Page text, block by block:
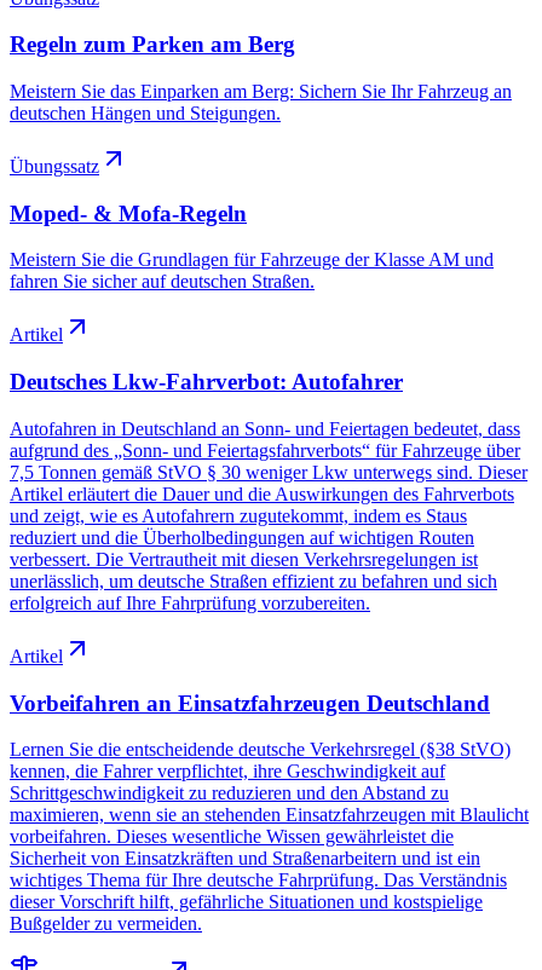
Regeln zum Parken am Berg
Meistern Sie das Einparken am Berg: Sichern Sie Ihr Fahrzeug an
deutschen Hängen und Steigungen.
Übungssatz
Moped- & Mofa-Regeln
Meistern Sie die Grundlagen für Fahrzeuge der Klasse AM und
fahren Sie sicher auf deutschen Straßen.
Artikel
Deutsches Lkw-Fahrverbot: Autofahrer
Autofahren in Deutschland an Sonn- und Feiertagen bedeutet, dass
aufgrund des „Sonn- und Feiertagsfahrverbots“ für Fahrzeuge über
7,5 Tonnen gemäß StVO § 30 weniger Lkw unterwegs sind. Dieser
Artikel erläutert die Dauer und die Auswirkungen des Fahrverbots
und zeigt, wie es Autofahrern zugutekommt, indem es Staus
reduziert und die Überholbedingungen auf wichtigen Routen
verbessert. Die Vertrautheit mit diesen Verkehrsregelungen ist
unerlässlich, um deutsche Straßen effizient zu befahren und sich
erfolgreich auf Ihre Fahrprüfung vorzubereiten.
Artikel
Vorbeifahren an Einsatzfahrzeugen Deutschland
Lernen Sie die entscheidende deutsche Verkehrsregel (§38 StVO)
kennen, die Fahrer verpflichtet, ihre Geschwindigkeit auf
Schrittgeschwindigkeit zu reduzieren und den Abstand zu
maximieren, wenn sie an stehenden Einsatzfahrzeugen mit Blaulicht
vorbeifahren. Dieses wesentliche Wissen gewährleistet die
Sicherheit von Einsatzkräften und Straßenarbeitern und ist ein
wichtiges Thema für Ihre deutsche Fahrprüfung. Das Verständnis
dieser Vorschrift hilft, gefährliche Situationen und kostspielige
Bußgelder zu vermeiden.